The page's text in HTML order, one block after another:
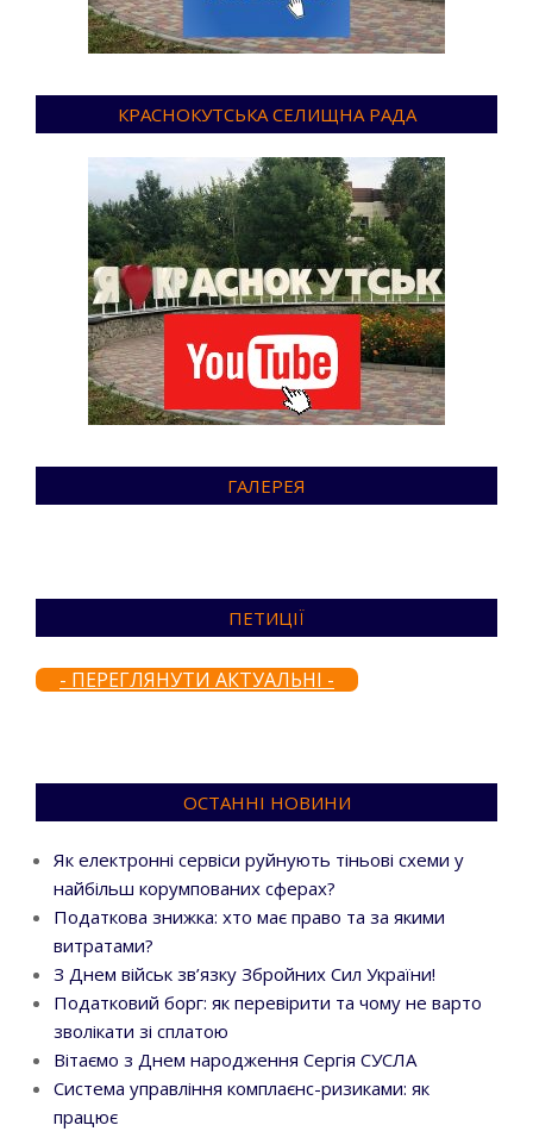
КРАСНОКУТСЬКА СЕЛИЩНА РАДА
ГАЛЕРЕЯ
ПЕТИЦІЇ
- ПЕРЕГЛЯНУТИ АКТУАЛЬНІ -
ОСТАННІ НОВИНИ
Як електронні сервіси руйнують тіньові схеми у
найбільш корумпованих сферах?
Податкова знижка: хто має право та за якими
витратами?
З Днем військ зв’язку Збройних Сил України!
Податковий борг: як перевірити та чому не варто
зволікати зі сплатою
Вітаємо з Днем народження Сергія СУСЛА
Система управління комплаєнс-ризиками: як
працює